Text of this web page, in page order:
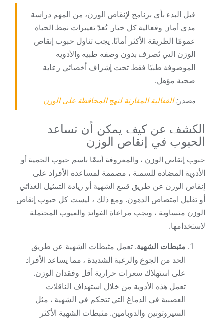
قبل البدء بأي برنامج لإنقاص الوزن، من المهم دراسة
مدى أمان وفعالية كل خيار. تُعدّ تغييرات نمط الحياة
عمومًا الطريقة الأكثر أمانًا. يجب تناول حبوب إنقاص
الوزن التي تُصرف بدون وصفة طبية والأدوية
الموصوفة طبيًا فقط تحت إشراف أخصائي رعاية
صحية مؤهل.
مصدر:الفعالية المقارنة لنهج المحافظة على الوزن
الكشف عن كيف يمكن أن تساعد
الحبوب في إنقاص الوزن
حبوب إنقاص الوزن ، والمعروفة أيضًا باسم حبوب الحمية أو
الأدوية المضادة للسمنة ، مصممة لمساعدة الأفراد على
إنقاص الوزن عن طريق قمع الشهية أو زيادة التمثيل الغذائي
أو تقليل امتصاص الدهون. ومع ذلك ، ليست كل حبوب إنقاص
الوزن متساوية ، ويجب مراعاة الفوائد والعيوب المحتملة
لاستخدامها.
مثبطات الشهية. تعمل مثبطات الشهية عن طريق
الحد من الجوع والرغبة الشديدة ، مما يساعد الأفراد
على استهلاك سعرات حرارية أقل وفقدان الوزن.
تعمل هذه الأدوية من خلال استهداف الناقلات
العصبية في الدماغ التي تتحكم في الشهية ، مثل
السيروتونين والدوبامين. مثبطات الشهية الأكثر